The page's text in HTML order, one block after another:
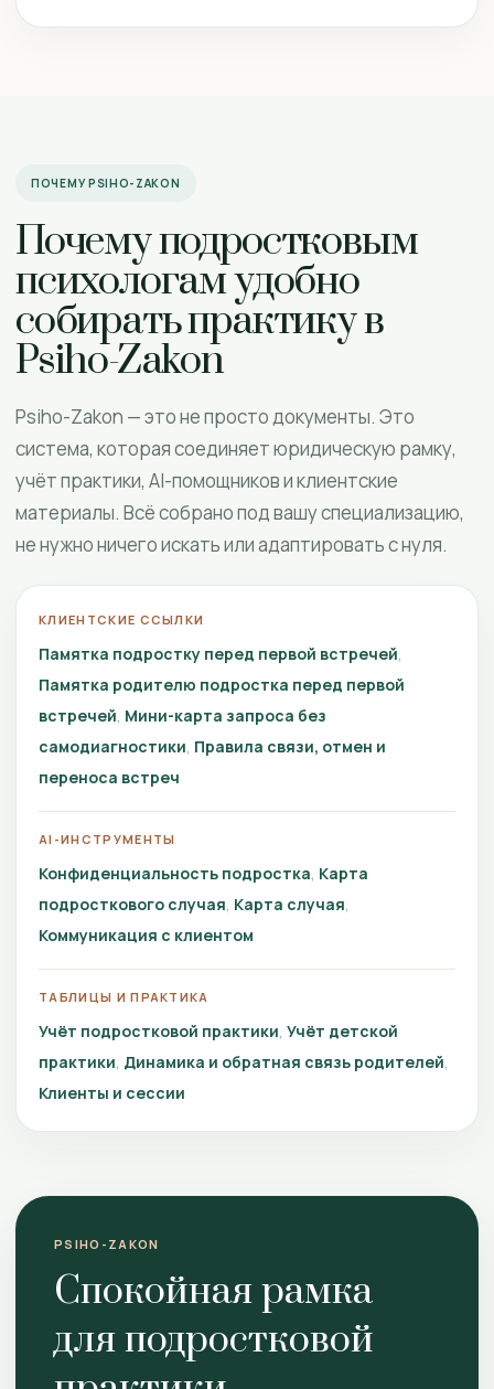
ПОЧЕМУ PSIHO-ZAKON
Почему подростковым
психологам удобно
собирать практику в
Psiho-Zakon
Psiho-Zakon — это не просто документы. Это
система, которая соединяет юридическую рамку,
учёт практики, AI-помощников и клиентские
материалы. Всё собрано под вашу специализацию,
не нужно ничего искать или адаптировать с нуля.
КЛИЕНТСКИЕ ССЫЛКИ
Памятка подростку перед первой встречей
Памятка родителю подростка перед первой
встречей Мини-карта запроса без
самодиагностики Правила связи, отмен и
переноса встреч
AI-ИНСТРУМЕНТЫ
Конфиденциальность подростка Карта
подросткового случая Карта случая
Коммуникация с клиентом
ТАБЛИЦЫ И ПРАКТИКА
Учёт подростковой практики Учёт детской
практики Динамика и обратная связь родителей
Клиенты и сессии
PSIHO-ZAKON
Спокойная рамка
для подростковой